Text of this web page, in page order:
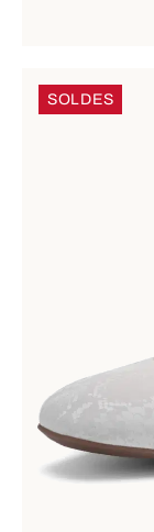
SOLDES